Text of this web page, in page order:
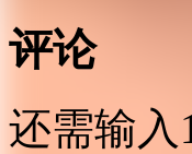
评论
还需输入